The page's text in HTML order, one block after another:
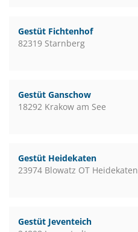
Gestüt Fichtenhof
82319 Starnberg
Gestüt Ganschow
18292 Krakow am See
Gestüt Heidekaten
23974 Blowatz OT Heidekaten
Gestüt Jeventeich